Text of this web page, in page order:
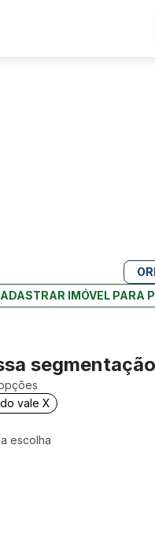
IMÓVEL PARA
segmentação
vale X
escolha